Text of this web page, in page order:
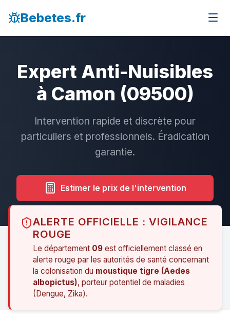
Bebetes.fr
Expert Anti-Nuisibles
à Camon (09500)
Intervention rapide et discrète pour
particuliers et professionnels. Éradication
garantie.
Estimer le prix de l'intervention
ALERTE OFFICIELLE : VIGILANCE
ROUGE
Le département 09 est officiellement classé en
alerte rouge par les autorités de santé concernant
la colonisation du moustique tigre (Aedes
albopictus), porteur potentiel de maladies
(Dengue, Zika).